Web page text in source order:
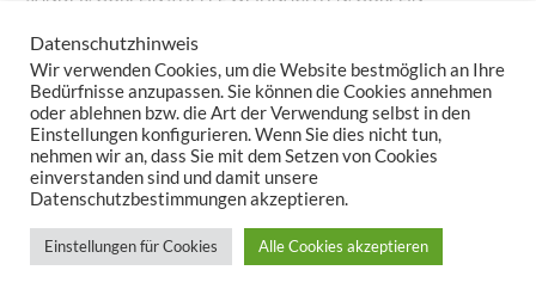
GOBELIN TISCHTUCH,GOBELIN TISCHTÜCHER
WEIHNACHTEN , GOBELINKISSEN FRÜHLING,GOBELINKISSEN
HERBST,GOBELINKISSEN SOMMER,GOBELINKISSEN
WEIHNACHTEN,GOBELINLÄUFER,GOBELINLÄUFER HERBST
GOBELINS HERBST,GOBELINSET FRÜHLING,GOBELINSET
HERBST,GOBELINSET OSTERN,GOBELINSET SOMMER
GOBELINSET WEIHNACHTEN,GOBELINSETS HERBST
GOBELINSETS OSTERN,GOBELINSETS SOMMER,
GOBELINTISCHLÄUFER
GOBELINTISCHSET FRÜHLING
Datenschutzhinweis
Wir verwenden Cookies, um die Website bestmöglich an Ihre
Bedürfnisse anzupassen. Sie können die Cookies annehmen
oder ablehnen bzw. die Art der Verwendung selbst in den
Einstellungen konfigurieren. Wenn Sie dies nicht tun,
nehmen wir an, dass Sie mit dem Setzen von Cookies
einverstanden sind und damit unsere
Datenschutzbestimmungen akzeptieren.
Einstellungen für Cookies Alle Cookies akzeptieren